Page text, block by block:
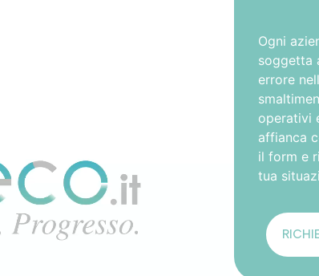
Ogni
soggetta
errore
operativi
affianca
il form e
tua